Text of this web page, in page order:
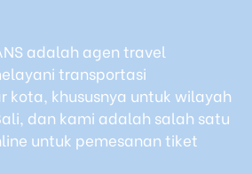
adalah agen travel
transportasi
kota, khususnya untuk wilayah
dan kami adalah salah satu
untuk pemesanan tiket